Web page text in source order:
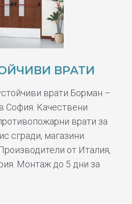
ВРАТИ
врати Борман –
София. Качествени
врати за
сгради, магазини.
от Италия,
Монтаж до 5 дни за